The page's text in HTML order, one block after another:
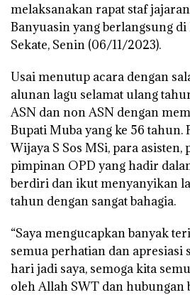
melaksanakan rapat staf
Banyuasin yang berlangsung di
Sekate, Senin (06/11/2023).
Usai menutup acara dengan
alunan lagu selamat ulang
ASN dan non ASN dengan
Bupati Muba yang ke 56 tahun.
Wijaya S Sos MSi, para asisten,
pimpinan OPD yang hadir
berdiri dan ikut menyanyikan
tahun dengan sangat bahagia.
“Saya mengucapkan banyak
semua perhatian dan apresiasi
hari jadi saya, semoga kita
oleh Allah SWT dan hubungan